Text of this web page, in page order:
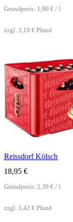
Grundpreis: 1,90 € / l
zzgl. 3,10 € Pfand
Reissdorf Kölsch
18,95 €
Grundpreis: 2,39 € / l
zzgl. 3,42 € Pfand